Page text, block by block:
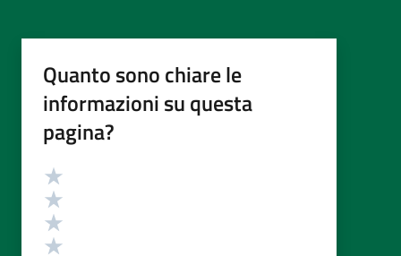
Quanto sono chiare le
informazioni su questa
pagina?
Valutazione